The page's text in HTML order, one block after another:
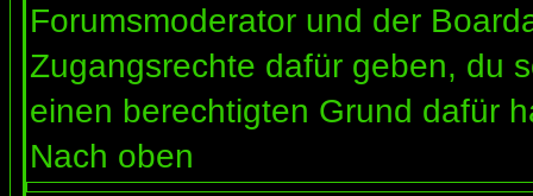
Forumsmoderator und der
Zugangsrechte dafür geben, du
einen berechtigten Grund dafür
Nach oben